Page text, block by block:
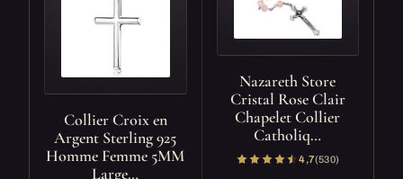
Collier Croix en
Argent Sterling 925
Homme Femme 5MM
Large…
Nazareth Store
Cristal Rose Clair
Chapelet Collier
Catholiq…
4,7(530)